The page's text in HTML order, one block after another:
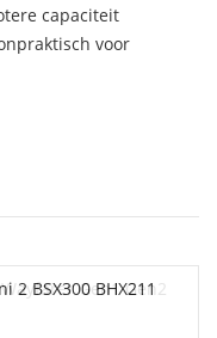
capaciteit
voor